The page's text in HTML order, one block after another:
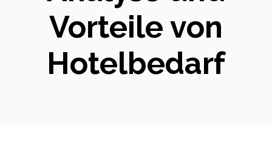
Vorteile von
Hotelbedarf